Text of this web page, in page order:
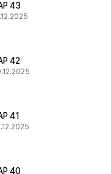
43
42
41
40